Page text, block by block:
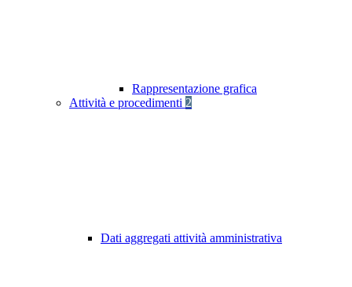
Rappresentazione grafica
Attività e procedimenti 2
Dati aggregati attività amministrativa